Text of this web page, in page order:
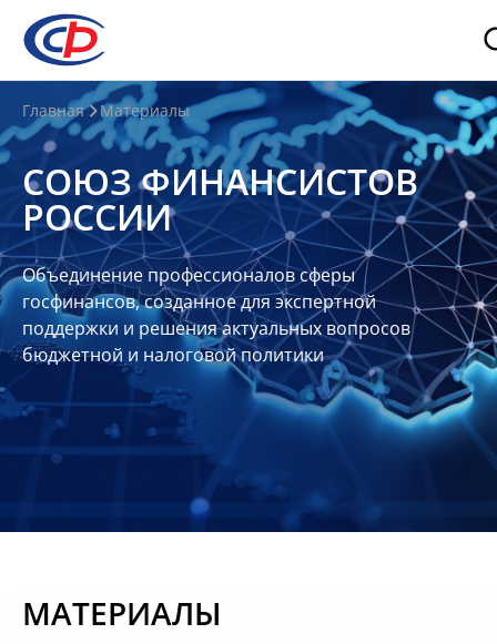
О
нас
О
СФР
Совет
Союза
Участники
Планы
отчеты
Контакты
Материалы
Главная Материалы
СОЮЗ ФИНАНСИСТОВ
РОССИИ
Объединение профессионалов сферы
госфинансов, созданное для экспертной
поддержки и решения актуальных вопросов
бюджетной и налоговой политики
МАТЕРИАЛЫ